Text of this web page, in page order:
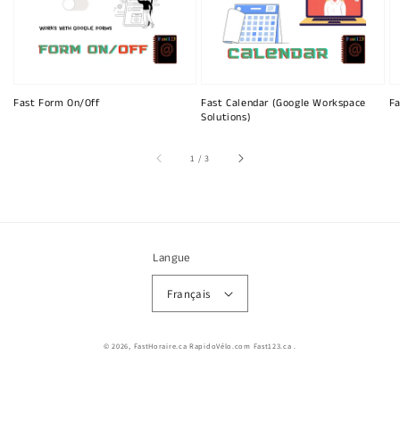
Fast Form On/Off
Fast Calendar (Google Workspace
Solutions)
1 /sur
3
Langue
Français
© 2026, FastHoraire.ca RapidoVélo.com Fast123.ca .